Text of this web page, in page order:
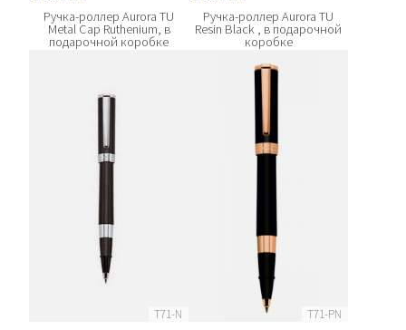
Ручка-роллер Aurora TU
Metal Cap Ruthenium, в
подарочной коробке
Ручка-роллер Aurora TU
Resin Black , в подарочной
коробке
T71-N T71-PN